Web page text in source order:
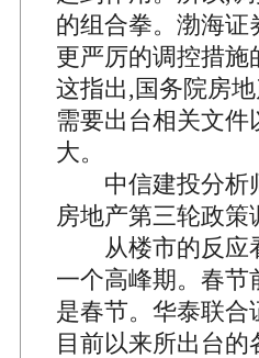
的组合拳。渤海
更严厉的调控措
这指出,国务院房
需要出台相关文
大。
中信建投分析师
房地产第三轮政
从楼市的反应看
一个高峰期。春
是春节。华泰联
目前以来所出台